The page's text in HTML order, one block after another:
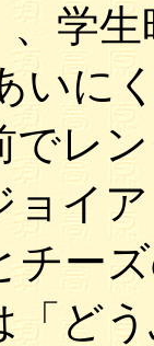
、学
いに
でレ
ョイ
チー
「ど